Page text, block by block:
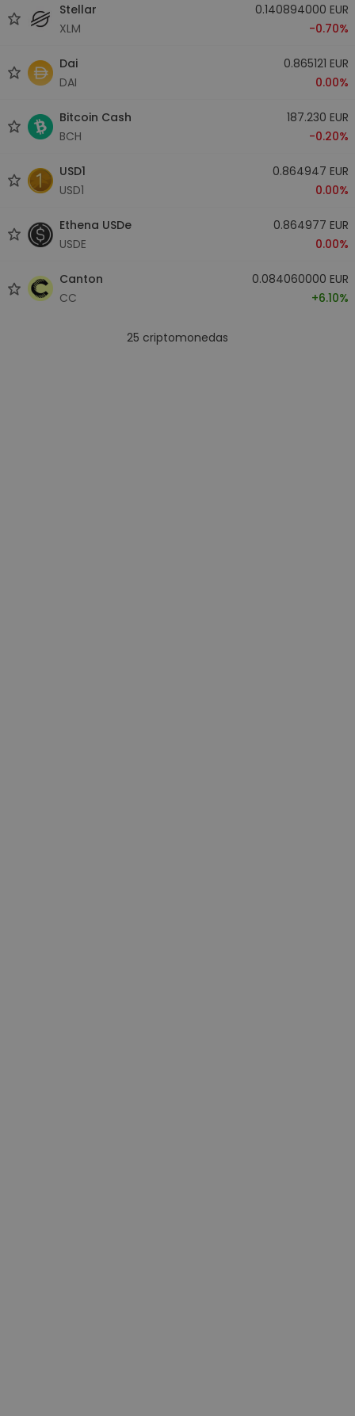
Stellar
XLM
0.140894000 EUR
-0.70%
Dai
DAI
0.865121 EUR
0.00%
Bitcoin Cash
BCH
187.230 EUR
-0.20%
USD1
USD1
0.864947 EUR
0.00%
Ethena USDe
USDE
0.864977 EUR
0.00%
Canton
CC
0.084060000 EUR
+6.10%
25 criptomonedas